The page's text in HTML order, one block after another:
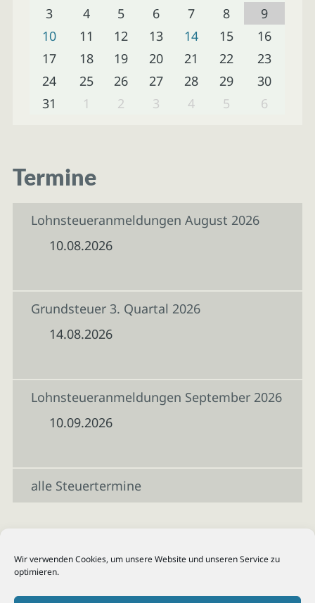
Wir verwenden Cookies, um unsere Website und unseren Service zu
optimieren.
3
4 5 6 7 8
9
10
11 12 13 14 15
16
17
18 19 20 21 22
23
24
25 26 27 28 29
30
31
1 2 3 4 5 6
Termine
Lohnsteueranmeldungen August 2026
10.08.2026
Grundsteuer 3. Quartal 2026
14.08.2026
Lohnsteueranmeldungen September 2026
10.09.2026
alle Steuertermine